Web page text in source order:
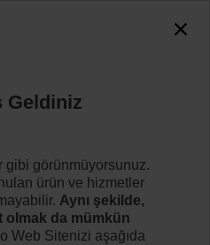
Geldiniz
gibi görünmüyorsunuz.
ürün ve hizmetler
Aynı şekilde,
olmak da mümkün
Web Sitenizi aşağıda